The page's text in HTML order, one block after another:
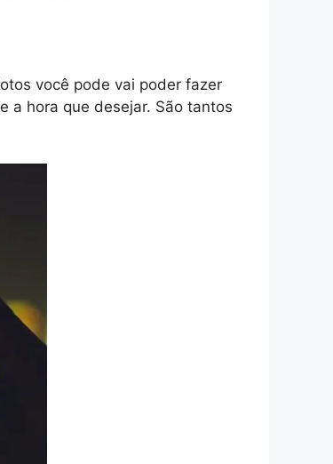
você pode vai poder fazer
a hora que desejar. São tantos